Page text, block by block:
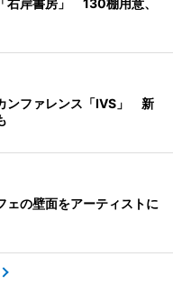
ンファレンス「IVS」 新
ェの壁面をアーティストに